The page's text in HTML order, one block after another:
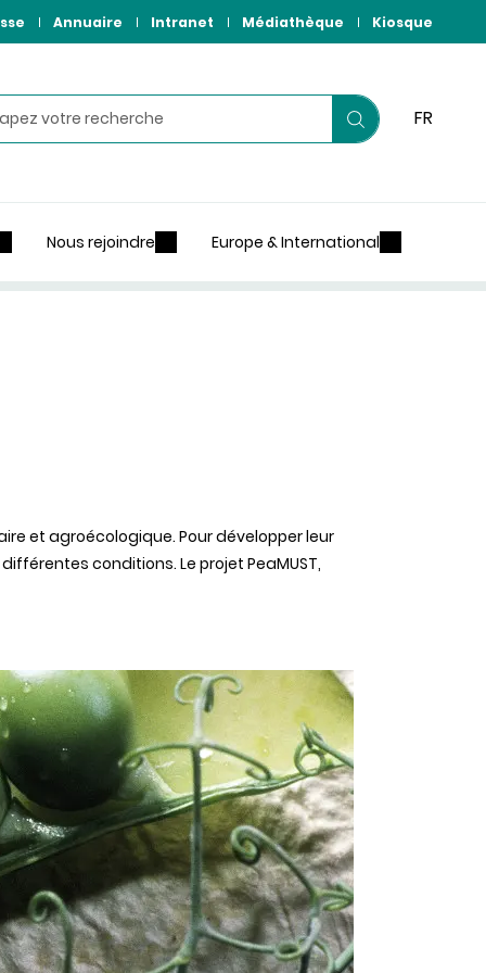
Annuaire Intranet Médiathèque Kiosque
Lancer
FR
Nous rejoindre Europe & International
et agroécologique. Pour développer leur
conditions. Le projet PeaMUST,